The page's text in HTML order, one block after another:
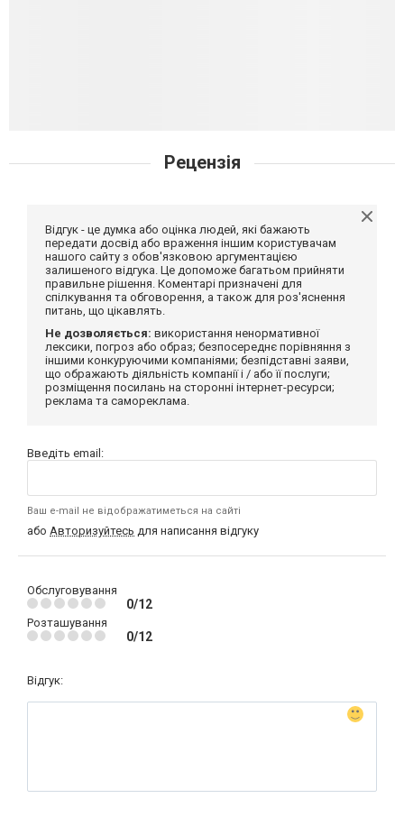
Рецензія
Відгук - це думка або оцінка людей, які бажають
передати досвід або враження іншим користувачам
нашого сайту з обов'язковою аргументацією
залишеного відгука. Це допоможе багатьом прийняти
правильне рішення. Коментарі призначені для
спілкування та обговорення, а також для роз'яснення
питань, що цікавлять.
Не дозволяється: використання ненормативної
лексики, погроз або образ; безпосереднє порівняння з
іншими конкуруючими компаніями; безпідставні заяви,
що ображають діяльність компанії і / або її послуги;
розміщення посилань на сторонні інтернет-ресурси;
реклама та самореклама.
Введіть email:
Ваш e-mail не відображатиметься на сайті
або Авторизуйтесь для написання відгуку
Обслуговування
0/12
Розташування
0/12
Відгук: